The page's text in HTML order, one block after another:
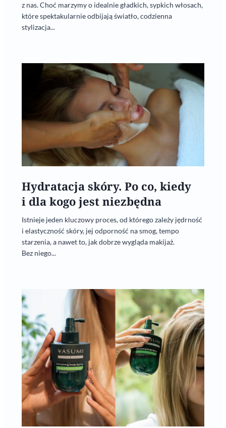
z nas. Choć marzymy o idealnie gładkich, sypkich włosach,
które spektakularnie odbijają światło, codzienna
stylizacja...
Hydratacja skóry. Po co, kiedy
i dla kogo jest niezbędna
Istnieje jeden kluczowy proces, od którego zależy jędrność
i elastyczność skóry, jej odporność na smog, tempo
starzenia, a nawet to, jak dobrze wygląda makijaż.
Bez niego...